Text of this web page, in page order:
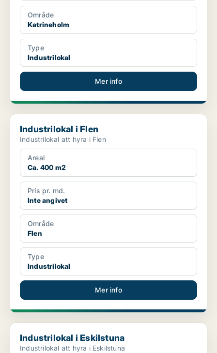
Område
Katrineholm
Type
Industrilokal
Mer info
Industrilokal i Flen
Industrilokal i Flen
Industrilokal att hyra i Flen
Areal
Ca. 400 m2
Pris pr. md.
Inte angivet
Område
Flen
Type
Industrilokal
Mer info
Industrilokal i Eskilstuna
Industrilokal i Eskilstuna
Industrilokal att hyra i Eskilstuna